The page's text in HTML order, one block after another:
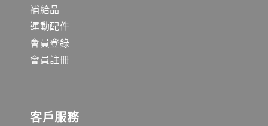
補給品
運動配件
會員登錄
會員註冊
客戶服務